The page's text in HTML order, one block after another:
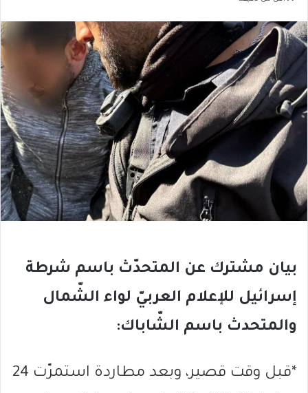
بيان مشترك عن المتحدّث باسم شرطة
إسرائيل للإعلام العربيّ لواء الشّمال
والمتحدث باسم الشّاباك:
*قبل وقت قصير، وبعد مطاردة استمرّت 24